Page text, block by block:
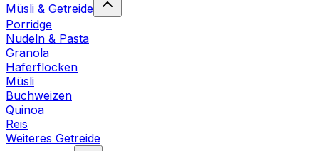
Müsli & Getreide
Porridge
Nudeln & Pasta
Granola
Haferflocken
Müsli
Buchweizen
Quinoa
Reis
Weiteres Getreide